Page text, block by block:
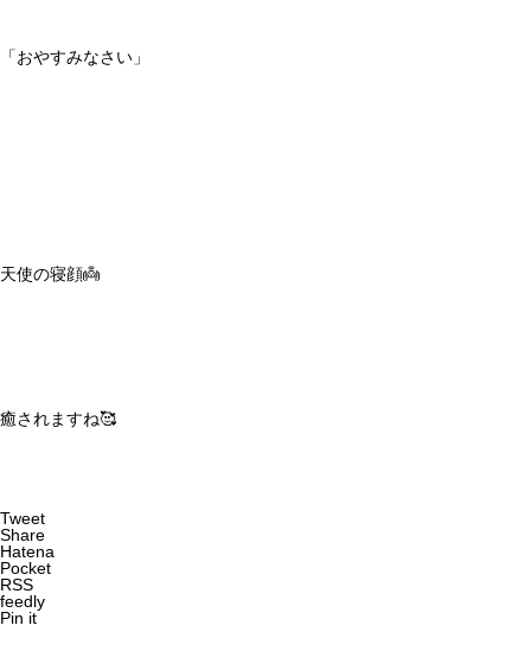
「おやすみなさい」
天使の寝顔👼
癒されますね🥰
Tweet
Share
Hatena
Pocket
RSS
feedly
Pin it